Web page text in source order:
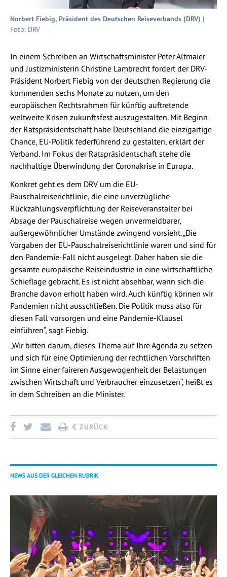
Norbert Fiebig, Präsident des Deutschen Reiseverbands (DRV) |
Foto: DRV
In einem Schreiben an Wirtschaftsminister Peter Altmaier
und Justizministerin Christine Lambrecht fordert der DRV-
Präsident Norbert Fiebig von der deutschen Regierung die
kommenden sechs Monate zu nutzen, um den
europäischen Rechtsrahmen für künftig auftretende
weltweite Krisen zukunftsfest auszugestalten. Mit Beginn
der Ratspräsidentschaft habe Deutschland die einzigartige
Chance, EU-Politik federführend zu gestalten, erklärt der
Verband. Im Fokus der Ratspräsidentschaft stehe die
nachhaltige Überwindung der Coronakrise in Europa.
Konkret geht es dem DRV um die EU-
Pauschalreiserichtlinie, die eine unverzügliche
Rückzahlungsverpflichtung der Reiseveranstalter bei
Absage der Pauschalreise wegen unvermeidbarer,
außergewöhnlicher Umstände zwingend vorsieht. „Die
Vorgaben der EU-Pauschalreiserichtlinie waren und sind für
den Pandemie-Fall nicht ausgelegt. Daher haben sie die
gesamte europäische Reiseindustrie in eine wirtschaftliche
Schieflage gebracht. Es ist nicht absehbar, wann sich die
Branche davon erholt haben wird. Auch künftig können wir
Pandemien nicht ausschließen. Die Politik muss also für
diesen Fall vorsorgen und eine Pandemie-Klausel
einführen“, sagt Fiebig.
„Wir bitten darum, dieses Thema auf Ihre Agenda zu setzen
und sich für eine Optimierung der rechtlichen Vorschriften
im Sinne einer faireren Ausgewogenheit der Belastungen
zwischen Wirtschaft und Verbraucher einzusetzen“, heißt es
in dem Schreiben an die Minister.
ZURÜCK
NEWS AUS DER GLEICHEN RUBRIK